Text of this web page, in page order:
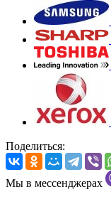
Поделиться:
Мы в мессенджерах